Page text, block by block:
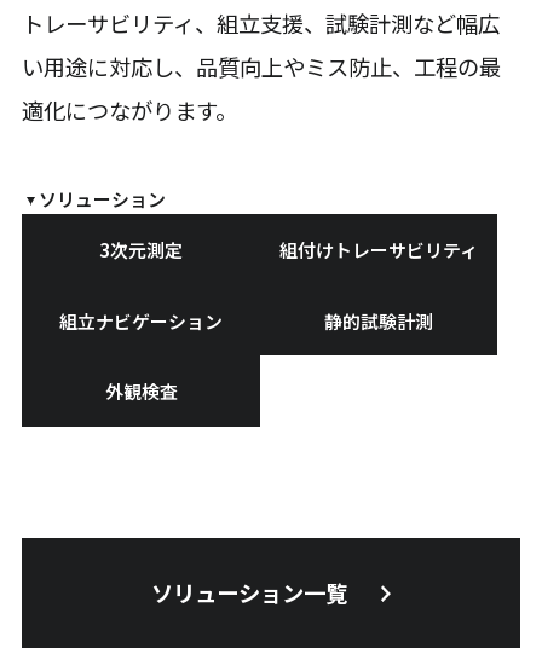
トレーサビリティ、組立支援、試験計測など幅広
い用途に対応し、品質向上やミス防止、工程の最
適化につながります。
ソリューション
3次元測定
組付けトレーサビリティ
組立ナビゲーション 静的試験計測
外観検査
ソリューション一覧